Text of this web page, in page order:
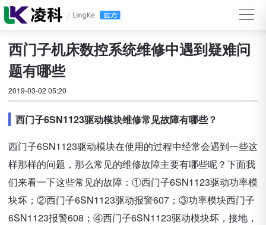
西门子机床数控系统维修中遇到疑难问
题有哪些
2019-03-02 05:20
西门子6SN1123驱动模块维修常见故障有哪些？
西门子6SN1123驱动模块在使用的过程中经常会遇到一些这
样那样的问题，那么常见的维修故障主要有哪些呢？下面我
们来看一下这些常见的故障：①西门子6SN1123驱动功率模
块坏；②西门子6SN1123驱动报警607；③功率模块西门子
6SN1123报警608；④西门子6SN1123驱动模块坏，接地，